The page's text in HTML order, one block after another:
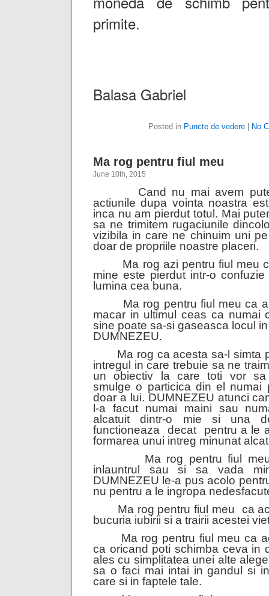
primite.
Balasa Gabriel
Posted in Puncte de vedere No
Ma rog pentru fiul meu
June 10th, 2015
Cand nu mai avem
actiunile dupa vointa noastra
inca nu am pierdut totul. Mai
sa ne trimitem rugaciunile
vizibila in care ne chinuim uni
doar de propriile noastre
Ma rog azi pentru fiul meu
mine este pierdut intr-o
lumina cea buna.
Ma rog pentru fiul meu ca
macar in ultimul ceas ca numai
sine poate sa-si gaseasca locul
DUMNEZEU.
Ma rog ca acesta sa-l simta
intregul in care trebuie sa ne
un obiectiv la care toti vor
smulge o particica din el
doar a lui. DUMNEZEU atunci
l-a facut numai maini sau
alcatuit dintr-o mie si una
functioneaza decat pentru a le
formarea unui intreg minunat
Ma rog pentru fiul meu
inlauntrul sau si sa vada
DUMNEZEU le-a pus acolo
nu pentru a le ingropa
Ma rog pentru fiul meu ca
bucuria iubirii si a trairii acestei
Ma rog pentru fiul meu ca
ca oricand poti schimba ceva in
ales cu simplitatea unei alte
sa o faci mai intai in gandul si
care si in faptele tale.